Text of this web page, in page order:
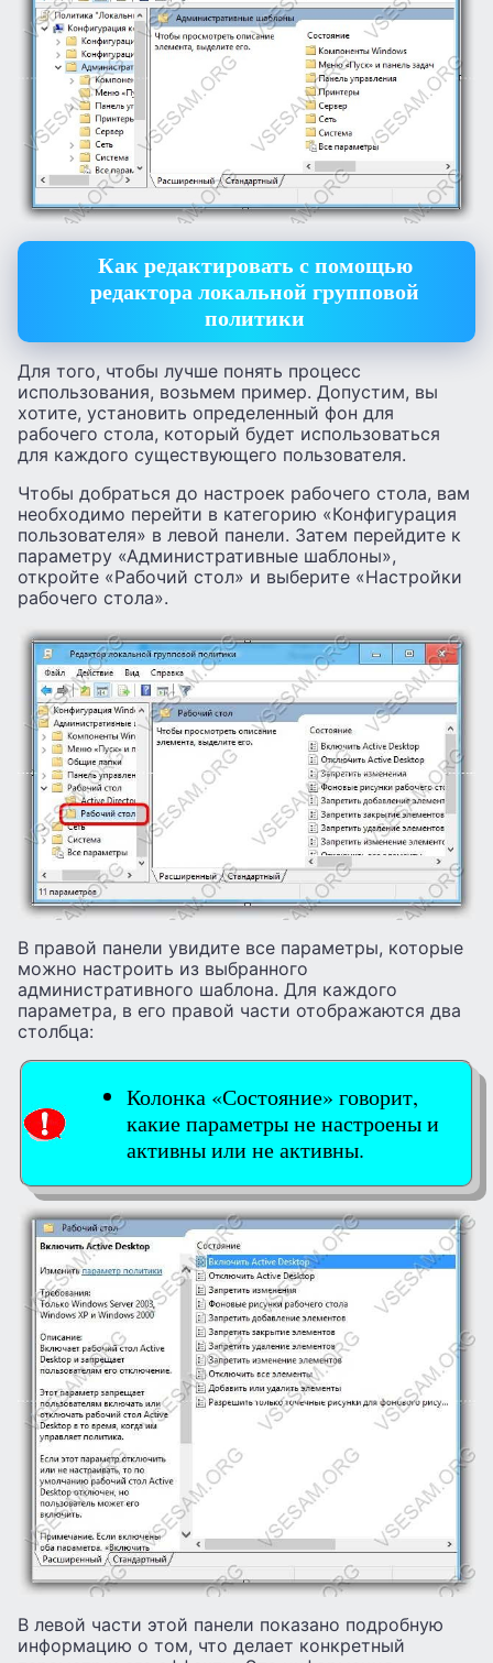
Как редактировать с помощью
редактора локальной групповой
политики
Для того, чтобы лучше понять процесс
использования, возьмем пример. Допустим, вы
хотите, установить определенный фон для
рабочего стола, который будет использоваться
для каждого существующего пользователя.
Чтобы добраться до настроек рабочего стола, вам
необходимо перейти в категорию «Конфигурация
пользователя» в левой панели. Затем перейдите к
параметру «Административные шаблоны»,
откройте «Рабочий стол» и выберите «Настройки
рабочего стола».
В правой панели увидите все параметры, которые
можно настроить из выбранного
административного шаблона. Для каждого
параметра, в его правой части отображаются два
столбца:
Колонка «Состояние» говорит,
какие параметры не настроены и
активны или не активны.
В левой части этой панели показано подробную
информацию о том, что делает конкретный